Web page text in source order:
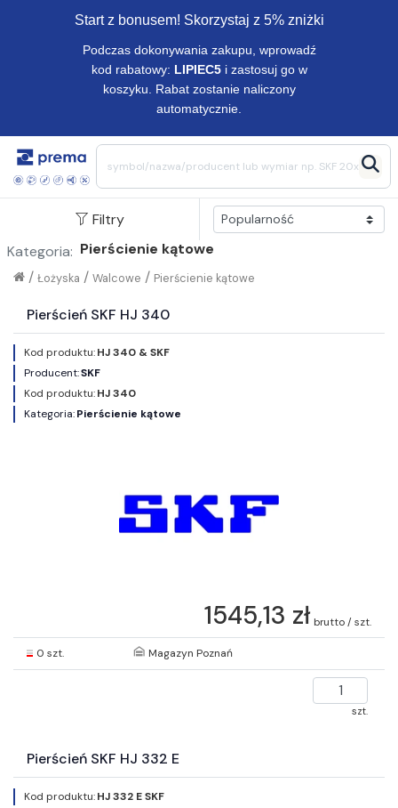
Start z bonusem! Skorzystaj z 5% zniżki
Podczas dokonywania zakupu, wprowadź
kod rabatowy: LIPIEC5 i zastosuj go w
koszyku. Rabat zostanie naliczony
automatycznie.
Filtry
Kategoria: Pierścienie kątowe
Pierścienie kątowe
/
Walcowe
/
Łożyska
/
Pierścień SKF HJ 340
Kod produktu:HJ 340 & SKF
Producent:SKF
Kod produktu:HJ 340
Kategoria:Pierścienie kątowe
1545,13 zł brutto / szt.
0 szt. Magazyn Poznań
szt.
Pierścień SKF HJ 332 E
Kod produktu:HJ 332 E SKF